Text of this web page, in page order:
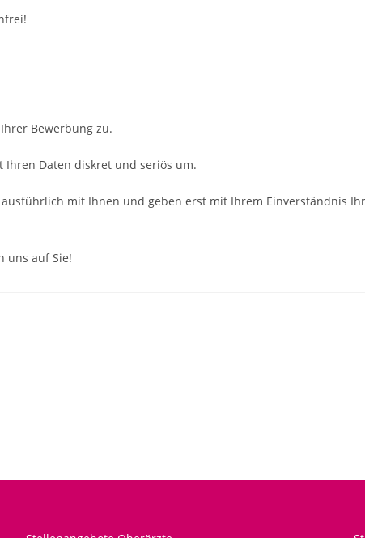
Bewerbung zu.
Daten diskret und seriös um.
mit Ihnen und geben erst mit Ihrem Einverständnis
uns auf Sie!